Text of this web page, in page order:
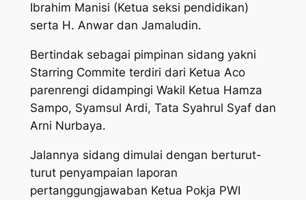
Ibrahim Manisi (Ketua seksi pendidikan)
serta H. Anwar dan Jamaludin.
Bertindak sebagai pimpinan sidang yakni
Starring Commite terdiri dari Ketua Aco
parenrengi didampingi Wakil Ketua Hamza
Sampo, Syamsul Ardi, Tata Syahrul Syaf dan
Arni Nurbaya.
Jalannya sidang dimulai dengan berturut-
turut penyampaian laporan
pertanggungjawaban Ketua Pokja PWI